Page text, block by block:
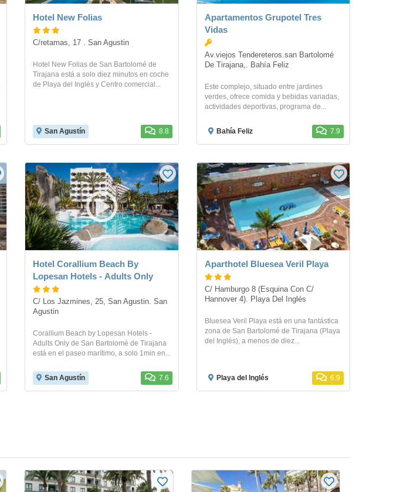
Hotel New Folias
C/retamas, 17 . San Agustin
Hotel New Folias de San Bartolomé de
Tirajana está a solo diez minutos en coche
de Playa del Inglés y Centro comercial...
San Agustín 8.8
Apartamentos Grupotel Tres
Vidas
Av.viejos Tendereteros.san Bartolomé
De Tirajana,. Bahía Feliz
Este complejo, situado entre jardines
verdes, ofrece comida y bebidas variadas,
actividades deportivas, programa de...
Bahía Feliz 7.9
Hotel Corallium Beach By
Lopesan Hotels - Adults Only
C/ Los Jazmines, 25, San Agustin. San
Agustin
Corallium Beach by Lopesan Hotels -
Adults Only de San Bartolomé de Tirajana
está en el paseo marítimo, a solo 1min en...
San Agustín 7.6
Aparthotel Bluesea Veril Playa
C/ Hamburgo 8 (Esquina Con C/
Hannover 4). Playa Del Inglés
Bluesea Veril Playa está en una fantástica
zona de San Bartolomé de Tirajana (Playa
del Inglés), a menos de diez...
Playa del Inglés 6.9